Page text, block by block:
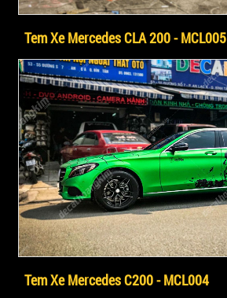
Tem Xe Mercedes CLA 200 - MCL005
Tem Xe Mercedes C200 - MCL004